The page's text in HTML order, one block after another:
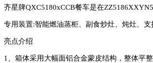
齐星牌QXC5180xCCB餐车是在
专用装置:智能燃油蒸柜、副食炒灶、炖灶、
亮点介绍
1、箱体采用大幅面铝合金蒙皮结构，整体平